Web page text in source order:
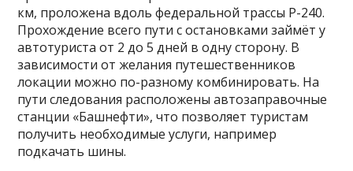
км, проложена вдоль федеральной трассы Р-240.
Прохождение всего пути с остановками займёт у
автотуриста от 2 до 5 дней в одну сторону. В
зависимости от желания путешественников
локации можно по-разному комбинировать. На
пути следования расположены автозаправочные
станции «Башнефти», что позволяет туристам
получить необходимые услуги, например
подкачать шины.